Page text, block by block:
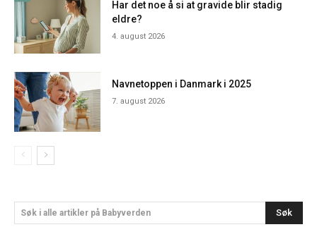
Har det noe å si at gravide blir stadig
eldre?
4. august 2026
Navnetoppen i Danmark i 2025
7. august 2026
Søk i alle artikler på Babyverden Søk